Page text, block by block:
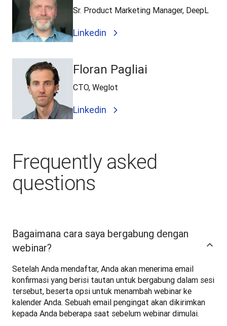
Sr. Product Marketing Manager, DeepL
Linkedin
Floran Pagliai
CTO, Weglot
Linkedin
Frequently asked
questions
Bagaimana cara saya bergabung dengan
webinar?
Setelah Anda mendaftar, Anda akan menerima email
konfirmasi yang berisi tautan untuk bergabung dalam sesi
tersebut, beserta opsi untuk menambah webinar ke
kalender Anda. Sebuah email pengingat akan dikirimkan
kepada Anda beberapa saat sebelum webinar dimulai.